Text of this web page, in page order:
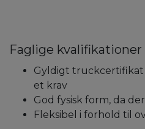
Faglige kvalifikationer
Gyldigt truckcertifikat
et krav
God fysisk form, da
Fleksibel i forhold til